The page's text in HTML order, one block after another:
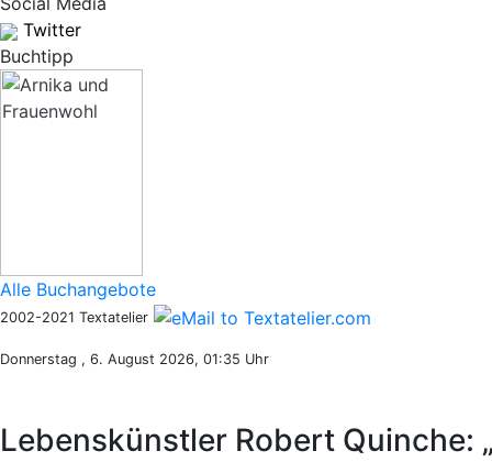
Twitter
Buchtipp
Alle Buchangebote
2002-2021 Textatelier
Donnerstag , 6. August 2026, 01:35 Uhr
Lebenskünstler Robert Quinche: